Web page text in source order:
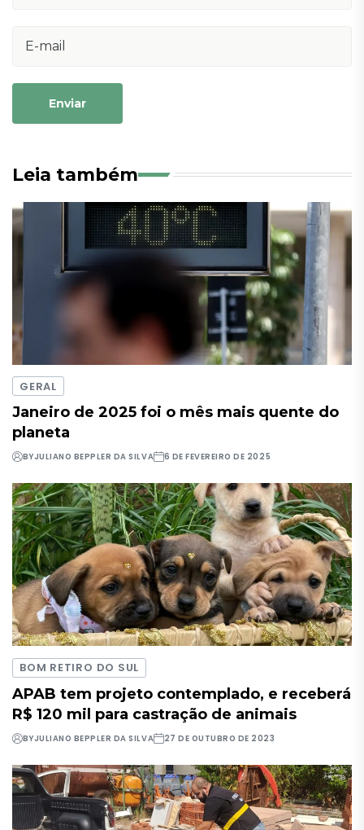
Enviar
Leia também
GERAL
Janeiro de 2025 foi o mês mais quente do
planeta
BYJULIANO BEPPLER DA SILVA 6 DE FEVEREIRO DE 2025
BOM RETIRO DO SUL
APAB tem projeto contemplado, e receberá
R$ 120 mil para castração de animais
BYJULIANO BEPPLER DA SILVA 27 DE OUTUBRO DE 2023